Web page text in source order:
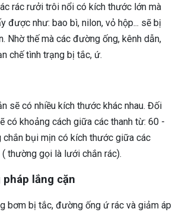
rác rưởi trôi nổi có kích thước lớn mà
được như: bao bì, nilon, vỏ hộp... sẽ bị
Nhờ thế mà các đường ống, kênh dẫn,
chế tình trạng bị tắc, ứ.
sẽ có nhiều kích thước khác nhau. Đối
có khoảng cách giữa các thanh từ: 60 -
chắn bụi mịn có kích thước giữa các
thường gọi là lưới chắn rác).
lắng cặn
bơm bị tắc, đường ống ứ rác và giảm áp